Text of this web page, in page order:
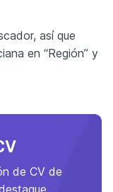
así que
en “Región” y
de CV de